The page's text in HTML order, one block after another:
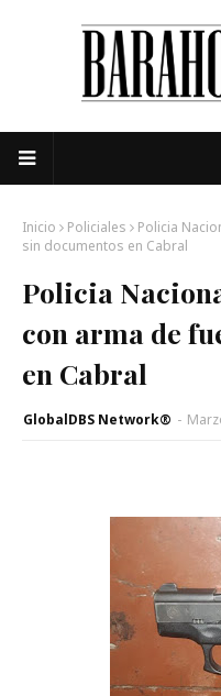
Inicio Policiales
Policia
sin documentos en Cabral
Policia
con arma de
en Cabral
GlobalDBS Network® -